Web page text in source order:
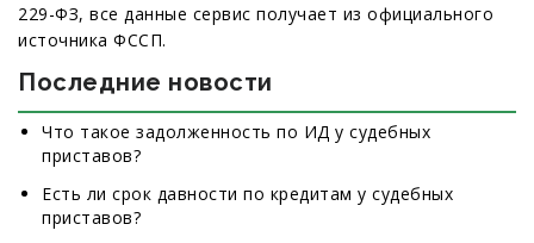
229-ФЗ, все данные сервис получает из официального
источника ФССП.
Последние новости
Что такое задолженность по ИД у судебных
приставов?
Есть ли срок давности по кредитам у судебных
приставов?